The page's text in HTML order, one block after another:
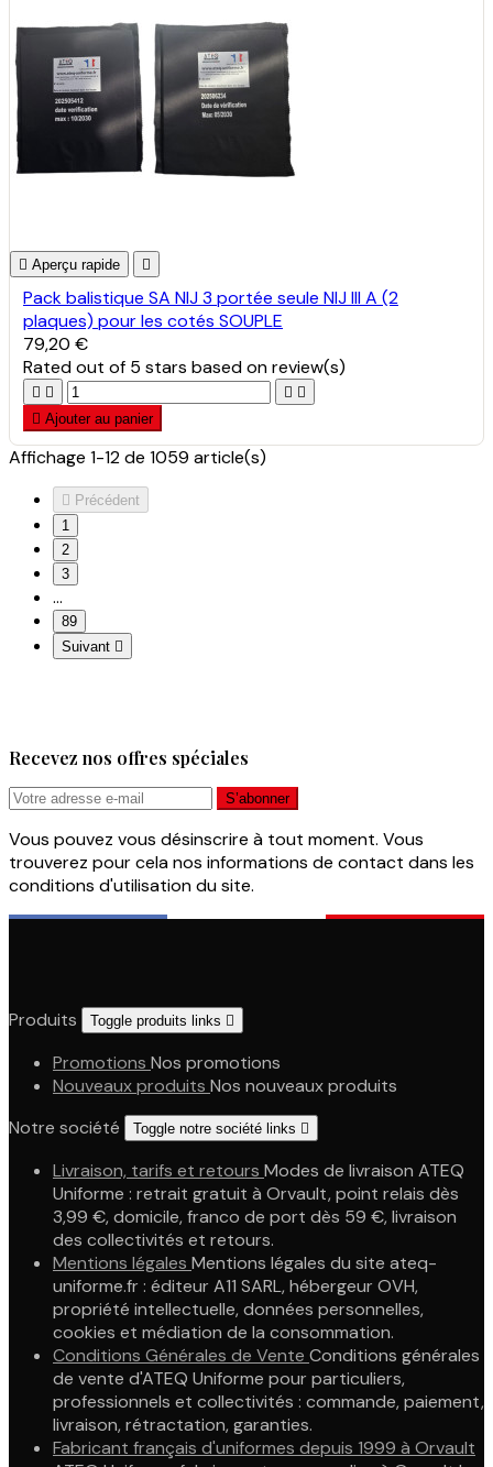
 Aperçu rapide 
Pack balistique SA NIJ 3 portée seule NIJ III A (2
plaques) pour les cotés SOUPLE
79,20 €
Ratedout of 5 stars based onreview(s)
   
 Ajouter au panier
Affichage 1-12 de 1059 article(s)
 Précédent
1
2
3
…
89
Suivant 
Recevez nos offres spéciales
Vous pouvez vous désinscrire à tout moment. Vous
trouverez pour cela nos informations de contact dans les
conditions d'utilisation du site.
Produits Toggle produits links 
Promotions Nos promotions
Nouveaux produits Nos nouveaux produits
Notre société
Toggle notre société links 
Livraison, tarifs et retours Modes de livraison ATEQ
Uniforme : retrait gratuit à Orvault, point relais dès
3,99 €, domicile, franco de port dès 59 €, livraison
des collectivités et retours.
Mentions légales Mentions légales du site ateq-
uniforme.fr : éditeur A11 SARL, hébergeur OVH,
propriété intellectuelle, données personnelles,
cookies et médiation de la consommation.
Conditions Générales de Vente Conditions générales
de vente d'ATEQ Uniforme pour particuliers,
professionnels et collectivités : commande, paiement,
livraison, rétractation, garanties.
Fabricant français d'uniformes depuis 1999 à Orvault